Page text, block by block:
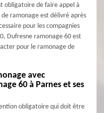
obligatoire de faire appel à
ramonage est délivré après
pour les compagnies
Dufresne ramonage 60 est
pour le ramonage de
avec
60 à Parnes et ses
obligatoire qui doit être